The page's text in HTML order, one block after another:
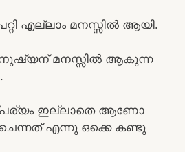
എല്ലാം മനസ്സിൽ ആയി.
മനസ്സിൽ ആകുന്ന
ഇല്ലാതെ ആണോ
എന്നു ഒക്കെ കണ്ടു